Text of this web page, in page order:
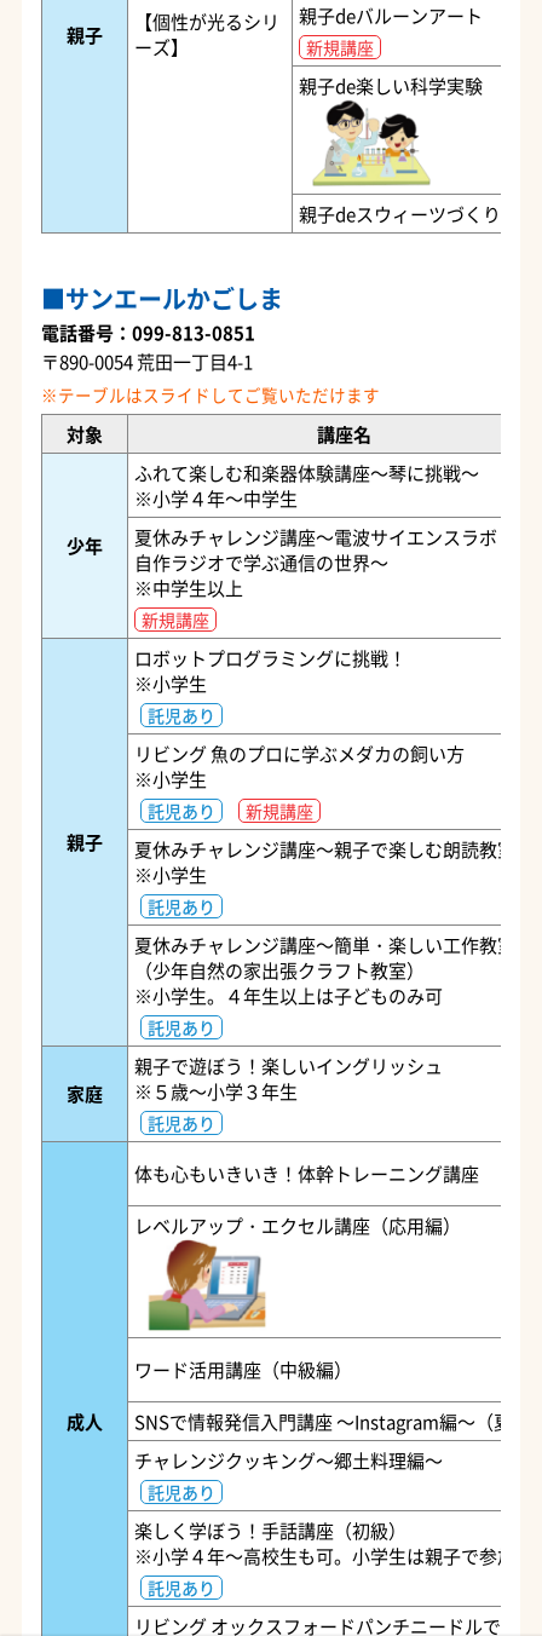
親子
【個性が光るシリ
ーズ】
親子deバルーンアート
新規講座
親子de楽しい科学実験
親子deスウィーツづくり
サンエールかごしま
電話番号：099-813-0851
〒890-0054 荒田一丁目4-1
対象 講座名
少年
ふれて楽しむ和楽器体験講座～琴に挑戦～
※小学４年～中学生
夏休みチャレンジ講座～電波サイエンスラボ
自作ラジオで学ぶ通信の世界～
※中学生以上
新規講座
親子
ロボットプログラミングに挑戦！
※小学生
託児あり
リビング 魚のプロに学ぶメダカの飼い方
※小学生
託児あり 新規講座
夏休みチャレンジ講座～親子で楽しむ朗読教室～
※小学生
託児あり
夏休みチャレンジ講座～簡単・楽しい工作教室～
（少年自然の家出張クラフト教室）
※小学生。４年生以上は子どものみ可
託児あり
家庭
親子で遊ぼう！楽しいイングリッシュ
※５歳～小学３年生
託児あり
成人
体も心もいきいき！体幹トレーニング講座
レベルアップ・エクセル講座（応用編）
ワード活用講座（中級編）
SNSで情報発信入門講座 ～Instagram編～（夏季
チャレンジクッキング～郷土料理編～
託児あり
楽しく学ぼう！手話講座（初級）
※小学４年～高校生も可。小学生は親子で参加
託児あり
リビング オックスフォードパンチニードルで ふわ